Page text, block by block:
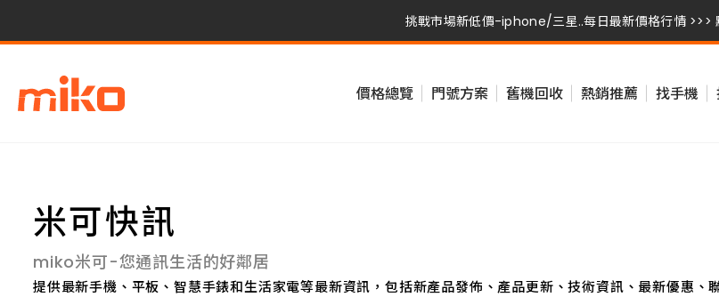
挑戰市場新低價-iphone/三星..每日最新價格行情 >>>
挑戰市場新低價-iphone/三星..每日最新價格行情 >>>
價格總覽 門號方案 舊機回收 熱銷推薦 找手機
米可快訊
miko米可-您通訊生活的好鄰居
提供最新手機、平板、智慧手錶和生活家電等最新資訊，包括新產品發佈、產品更新、技術資訊、最新優惠、